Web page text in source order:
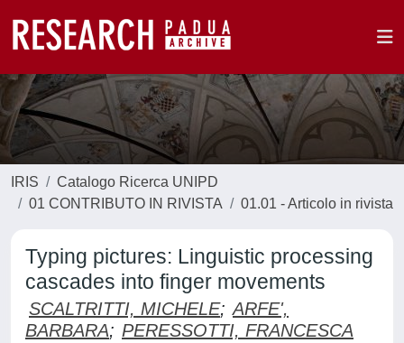
IRIS
Catalogo Ricerca UNIPD
01 CONTRIBUTO IN RIVISTA
01.01 - Articolo in rivista
Typing pictures: Linguistic processing
cascades into finger movements
SCALTRITTI, MICHELE; ARFE',
BARBARA; PERESSOTTI, FRANCESCA